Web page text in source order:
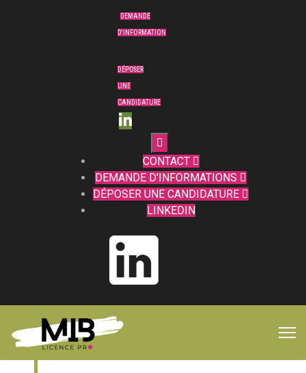
DEMANDE
D'INFORMATION
DÉPOSER
UNE
CANDIDATURE

CONTACT
DEMANDE D'INFORMATIONS 
DÉPOSER UNE CANDIDATURE 
LINKEDIN